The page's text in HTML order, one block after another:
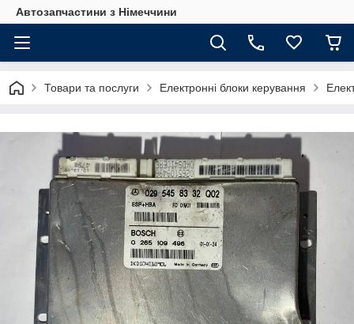
Автозапчастини з Німеччини
Товари та послуги Електронні блоки керування